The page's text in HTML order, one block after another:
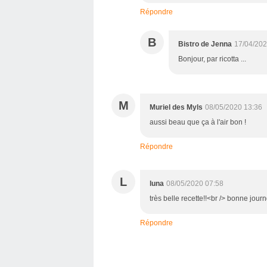
Répondre
B Bistro de Jenna 17/04/
Bonjour, par ricotta ...
M Muriel des Myls 08/05/2020 13:36
aussi beau que ça à l'air bon !
Répondre
L luna 08/05/2020 07:58
très belle recette!!<br /> bonne
Répondre